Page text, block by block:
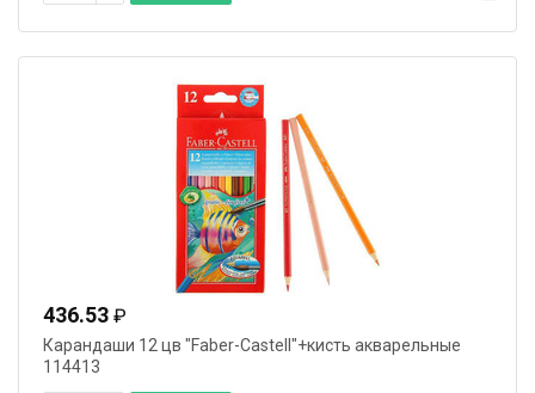
436.53 ₽
Карандаши 12 цв "Faber-Castell"+кисть акварельные
114413